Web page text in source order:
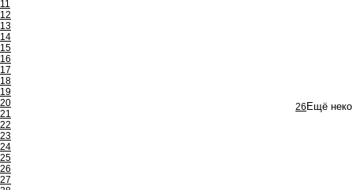
11
12
13
14
15
16
17
18
19
20
21
22
23
24
25
26
27
26 Ещё